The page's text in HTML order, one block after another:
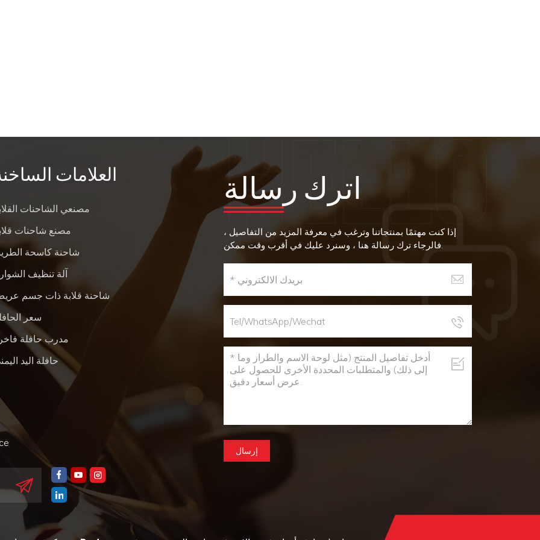
العلامات
مصنعي الشاحنات
مصنع شاحنات
شاحنة كاسحة
آلة تنظيف
شاحنة قلابة ذات جسم
سعر
مدرب حافلة
حافلة اليد
اترك رسالة
إذا كنت مهتمًا بمنتجاتنا وترغب في معرفة المزيد من التفاصيل ،
فالرجاء ترك رسالة هنا ، وسنرد عليك في أقرب وقت ممكن.
إرسال